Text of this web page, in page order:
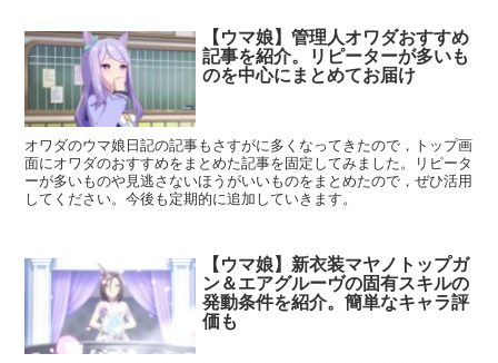
【ウマ娘】管理人オワダおすすめ
記事を紹介。リピーターが多いも
のを中心にまとめてお届け
オワダのウマ娘日記の記事もさすがに多くなってきたので，トップ画
面にオワダのおすすめをまとめた記事を固定してみました。リピータ
ーが多いものや見逃さないほうがいいものをまとめたので，ぜひ活用
してください。今後も定期的に追加していきます。
【ウマ娘】新衣装マヤノトップガ
ン＆エアグルーヴの固有スキルの
発動条件を紹介。簡単なキャラ評
価も